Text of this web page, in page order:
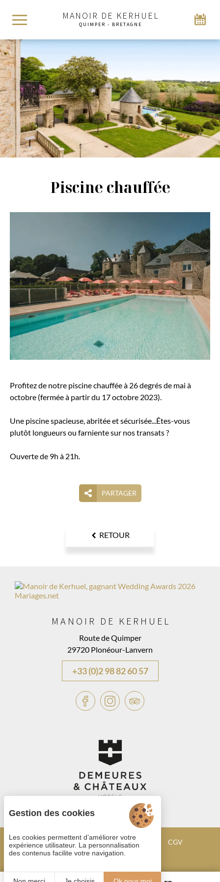
MANOIR DE KERHUEL
QUIMPER - BRETAGNE
Piscine chauffée
Profitez de notre piscine chauffée à 26 degrés de mai à
octobre (fermée à partir du 17 octobre 2023).
Une piscine spacieuse, abritée et sécurisée...Êtes-vous
plutôt longueurs ou farniente sur nos transats ?
Ouverte de 9h à 21h.
PARTAGER
RETOUR
MANOIR DE KERHUEL
Route de Quimper
29720 Plonéour-Lanvern
+33 (0)2 98 82 60 57
Gestion des cookies Mentions légales
CGV
Plan du site
©2022 Juliana
Gestion des cookies
Les cookies permettent d’améliorer votre
expérience utilisateur. La personnalisation
des contenus facilite votre navigation.